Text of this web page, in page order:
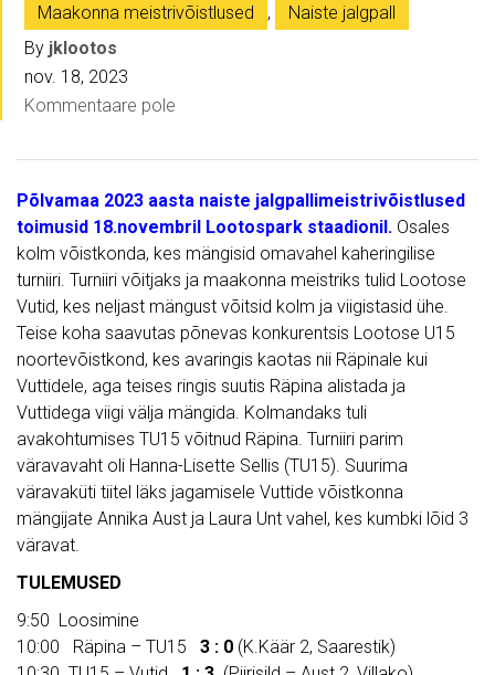
Maakonna meistrivõistlused ,
Naiste jalgpall
By jklootos
nov. 18, 2023
Kommentaare pole
Põlvamaa 2023 aasta naiste jalgpallimeistrivõistlused
toimusid 18.novembril Lootospark staadionil. Osales
kolm võistkonda, kes mängisid omavahel kaheringilise
turniiri. Turniiri võitjaks ja maakonna meistriks tulid Lootose
Vutid, kes neljast mängust võitsid kolm ja viigistasid ühe.
Teise koha saavutas põnevas konkurentsis Lootose U15
noortevõistkond, kes avaringis kaotas nii Räpinale kui
Vuttidele, aga teises ringis suutis Räpina alistada ja
Vuttidega viigi välja mängida. Kolmandaks tuli
avakohtumises TU15 võitnud Räpina. Turniiri parim
väravavaht oli Hanna-Lisette Sellis (TU15). Suurima
väravaküti tiitel läks jagamisele Vuttide võistkonna
mängijate Annika Aust ja Laura Unt vahel, kes kumbki lõid 3
väravat.
TULEMUSED
9:50 Loosimine
10:00 Räpina – TU15 3 : 0 (K.Käär 2, Saarestik)